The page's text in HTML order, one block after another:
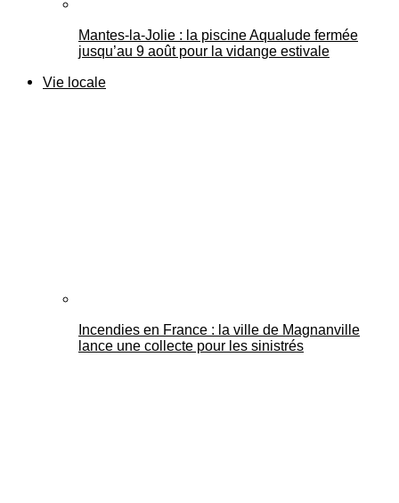
Mantes-la-Jolie : la piscine Aqualude fermée
jusqu’au 9 août pour la vidange estivale
Vie locale
Incendies en France : la ville de Magnanville
lance une collecte pour les sinistrés